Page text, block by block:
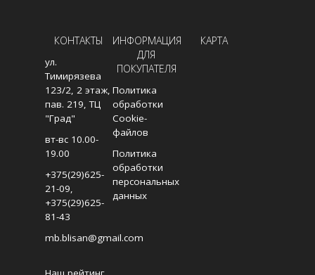
КОНТАКТЫ
ул.
Тимирязева
123/2, 2 этаж,
пав. 219, ТЦ
"Град"
вт-вс 10.00-
19.00
+375(29)625-
21-09,
+375(29)625-
81-43
mb.blisan@gmail.com
ИНФОРМАЦИЯ
ДЛЯ
ПОКУПАТЕЛЯ
Политика
обработки
Cookie-
файлов
Политика
обработки
персональных
данных
КАРТА